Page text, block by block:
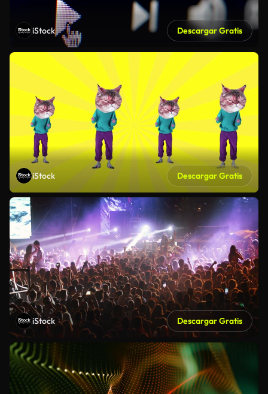
iStock Descargar Gratis
iStock Descargar Gratis
iStock Descargar Gratis